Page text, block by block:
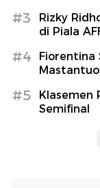
#3
Rizky
di Piala
#4
Fiorentina
#5
Klasemen
Semifinal